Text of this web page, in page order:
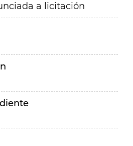
a licitación